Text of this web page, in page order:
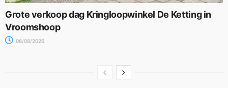
Grote verkoop dag Kringloopwinkel De Ketting in
Vroomshoop
06/08/2026